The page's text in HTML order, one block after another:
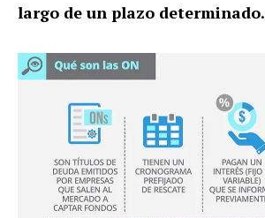
largo de un plazo determinado.